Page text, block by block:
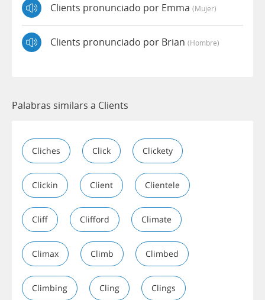
Clients pronunciado por Emma (mujer)
Clients pronunciado por Brian (hombre)
Palabras similars a Clients
Cliches Click Clickety
Clickin Client Clientele
Cliff Clifford Climate
Climax Climb Climbed
Climbing Cling Clings